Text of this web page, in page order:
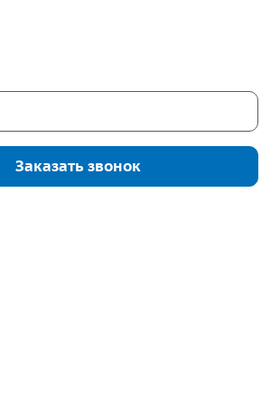
Заказать звонок